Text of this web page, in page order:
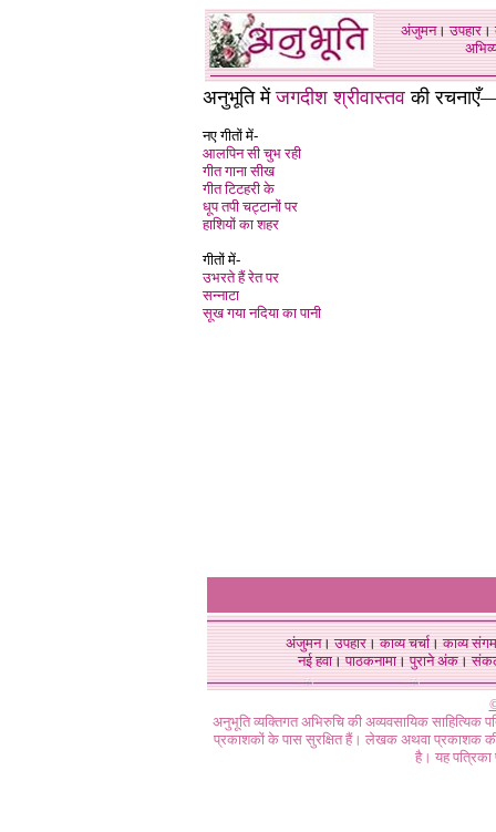
अंजुमन।उपहार।
अनुभूति मेंजगदीश श्रीवास्तव की रचनाएँ
नए गीतों में-
आलपिन सी चुभ रही
गीत गाना सीख
गीत टिटहरी के
धूप तपी चट्टानों पर
हाशियों का शहर
गीतों में-
उभरते हैं रेत पर
सन्नाटा
सूख गया नदिया का पानी
अंजुमन।उपहार।काव्य चर्चा।काव्य संगम
नई हवा। पाठकनामा। पुराने अंक।
अनुभूति व्यक्तिगत अभिरुचि की अव्यवसायिक
प्रकाशकों के पास सुरक्षित हैं। लेखक अथवा प्रकाशक की
है। यह पत्रिका